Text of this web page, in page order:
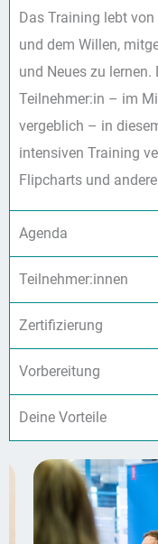
Das Training lebt
und dem Willen,
und Neues zu
Teilnehmer:in – im
vergeblich – in
intensiven Training
Flipcharts und
Agenda
Teilnehmer:innen
Zertifizierung
Vorbereitung
Deine Vorteile